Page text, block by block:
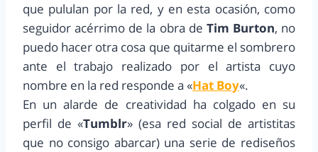
que pululan por la red, y en esta ocasión, como
seguidor acérrimo de la obra de Tim Burton, no
puedo hacer otra cosa que quitarme el sombrero
ante el trabajo realizado por el artista cuyo
nombre en la red responde a «Hat Boy«.
En un alarde de creatividad ha colgado en su
perfil de «Tumblr» (esa red social de artistitas
que no consigo abarcar) una serie de rediseños